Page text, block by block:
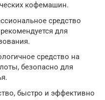
кофемашин.
средство
для
средство на
безопасно для
быстро и эффективно